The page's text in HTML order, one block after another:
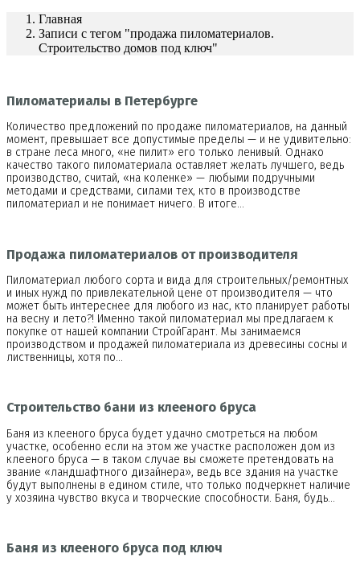
Главная
Записи с тегом "продажа пиломатериалов.
Строительство домов под ключ"
Пиломатериалы в Петербурге
Количество предложений по продаже пиломатериалов, на данный
момент, превышает все допустимые пределы — и не удивительно:
в стране леса много, «не пилит» его только ленивый. Однако
качество такого пиломатериала оставляет желать лучшего, ведь
производство, считай, «на коленке» — любыми подручными
методами и средствами, силами тех, кто в производстве
пиломатериал и не понимает ничего. В итоге…
Продажа пиломатериалов от производителя
Пиломатериал любого сорта и вида для строительных/ремонтных
и иных нужд по привлекательной цене от производителя — что
может быть интереснее для любого из нас, кто планирует работы
на весну и лето?! Именно такой пиломатериал мы предлагаем к
покупке от нашей компании СтройГарант. Мы занимаемся
производством и продажей пиломатериала из древесины сосны и
лиственницы, хотя по…
Строительство бани из клееного бруса
Баня из клееного бруса будет удачно смотреться на любом
участке, особенно если на этом же участке расположен дом из
клееного бруса — в таком случае вы сможете претендовать на
звание «ландшафтного дизайнера», ведь все здания на участке
будут выполнены в едином стиле, что только подчеркнет наличие
у хозяина чувство вкуса и творческие способности. Баня, будь…
Баня из клееного бруса под ключ